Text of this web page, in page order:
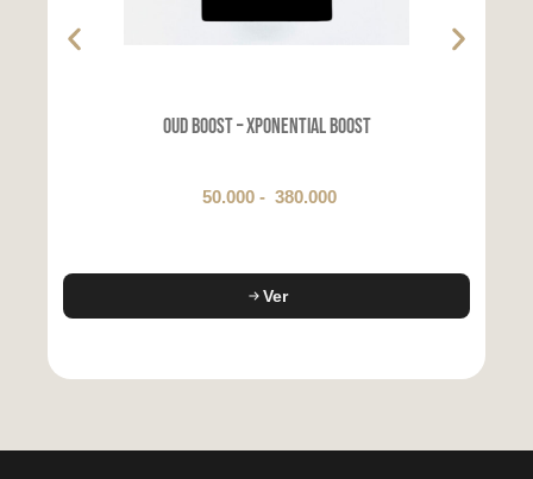
Oud Boost – Xponential Boost
50.000 - 380.000
Ver